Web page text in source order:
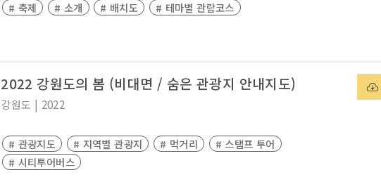
# 축제 # 소개 # 배치도 # 테마별 관람코스
2022 강원도의 봄 (비대면 / 숨은 관광지 안내지도)
강원도 | 2022
# 관광지도 # 지역별 관광지 # 먹거리
# 스탬프 투어
# 시티투어버스